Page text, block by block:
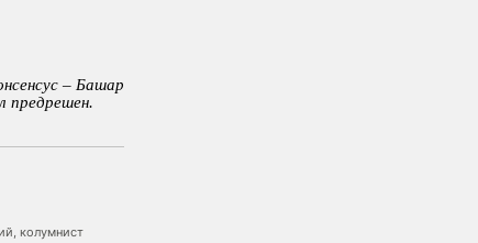
– Башар
предрешен.
колумнист